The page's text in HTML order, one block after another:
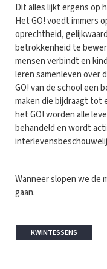
Dit alles lijkt ergens op
Het GO! voedt immers
oprechtheid,
betrokkenheid te
mensen verbindt en
leren samenleven over
GO! van de school een
maken die bijdraagt tot
het GO! worden alle
behandeld en wordt
Wanneer slopen we de
gaan.
KWINTESSENS